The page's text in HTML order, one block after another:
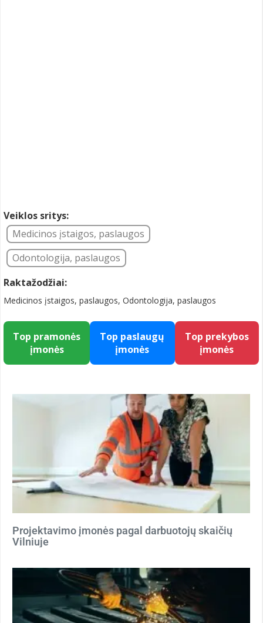
Veiklos sritys:
Medicinos įstaigos, paslaugos
Odontologija, paslaugos
Raktažodžiai:
Medicinos įstaigos, paslaugos, Odontologija, paslaugos
Top pramonės
įmonės
Top paslaugų
įmonės
Top prekybos
įmonės
Projektavimo įmonės pagal darbuotojų skaičių
Vilniuje